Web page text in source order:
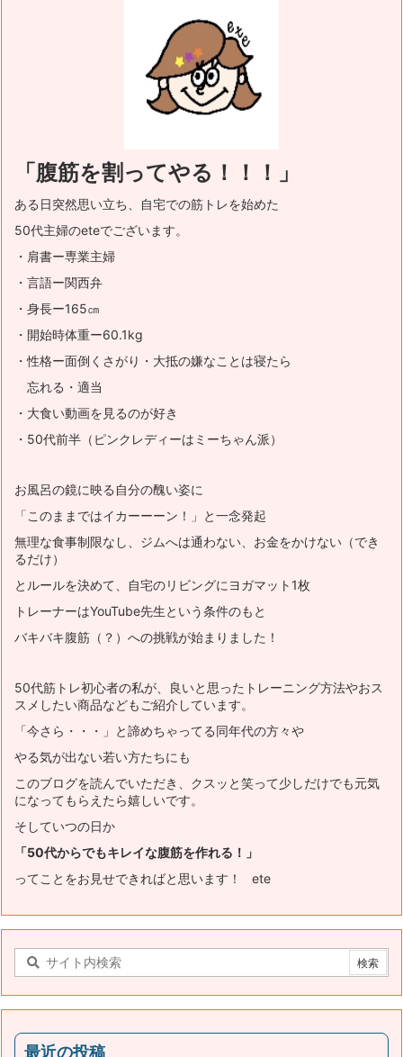
「腹筋を割ってやる！！！」
ある日突然思い立ち、自宅での筋トレを始めた
50代主婦のeteでございます。
・肩書ー専業主婦
・言語ー関西弁
・身長ー165㎝
・開始時体重ー60.1kg
・性格ー面倒くさがり・大抵の嫌なことは寝たら
忘れる・適当
・大食い動画を見るのが好き
・50代前半（ピンクレディーはミーちゃん派）
お風呂の鏡に映る自分の醜い姿に
「このままではイカーーーン！」と一念発起
無理な食事制限なし、ジムへは通わない、お金をかけない（でき
るだけ）
とルールを決めて、自宅のリビングにヨガマット1枚
トレーナーはYouTube先生という条件のもと
バキバキ腹筋（？）への挑戦が始まりました！
50代筋トレ初心者の私が、良いと思ったトレーニング方法やおス
スメ したい商品などもご紹介しています。
「今さら・・・」と諦めちゃってる同年代の方々や
やる気が出ない若い方たちにも
このブログを読んでいただき、 クスッと笑って少しだけでも元気
になってもらえたら嬉しいです。
そしていつの日か
「50代からでもキレイな腹筋を作れる！」
ってことをお見せできればと思います！ ete
最近の投稿